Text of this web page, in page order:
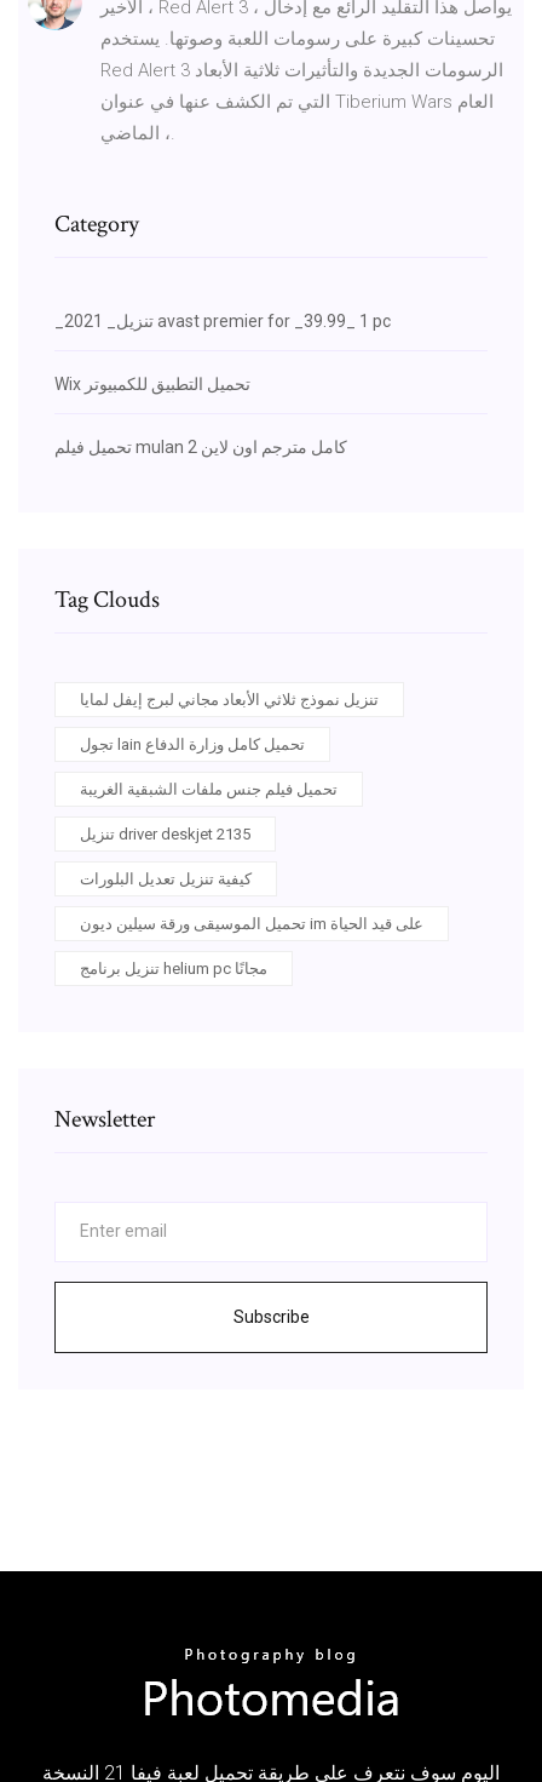
الأخير ، Red Alert 3 ، يواصل هذا التقليد الرائع مع إدخال
تحسينات كبيرة على رسومات اللعبة وصوتها. يستخدم
Red Alert 3 الرسومات الجديدة والتأثيرات ثلاثية الأبعاد
التي تم الكشف عنها في عنوان Tiberium Wars العام
الماضي ،.
Category
_تنزيل_ 2021 avast premier for _39.99_ 1 pc
Wix تحميل التطبيق للكمبيوتر
تحميل فيلم mulan 2 كامل مترجم اون لاين
Tag Clouds
تنزيل نموذج ثلاثي الأبعاد مجاني لبرج إيفل لمايا
تجول lain تحميل كامل وزارة الدفاع
تحميل فيلم جنس ملفات الشبقية الغريبة
تنزيل driver deskjet 2135
كيفية تنزيل تعديل البلورات
تحميل الموسيقى ورقة سيلين ديون im على قيد الحياة
تنزيل برنامج helium pc مجانًا
Newsletter
Subscribe
اليوم سوف نتعرف على طريقة تحميل لعبة فيفا 21 النسخة